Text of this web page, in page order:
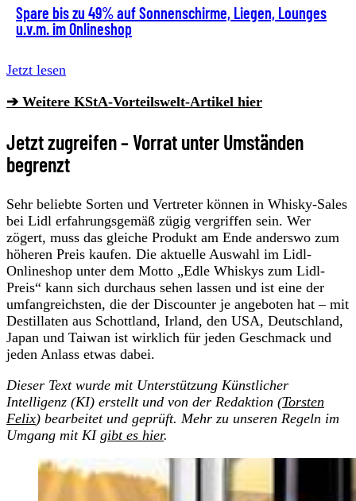
Spare bis zu 49% auf Sonnenschirme, Liegen, Lounges
u.v.m. im Onlineshop
Jetzt lesen
➔ Weitere KStA-Vorteilswelt-Artikel hier
Jetzt zugreifen – Vorrat unter Umständen
begrenzt
Sehr beliebte Sorten und Vertreter können in Whisky-Sales
bei Lidl erfahrungsgemäß zügig vergriffen sein. Wer
zögert, muss das gleiche Produkt am Ende anderswo zum
höheren Preis kaufen. Die aktuelle Auswahl im Lidl-
Onlineshop unter dem Motto „Edle Whiskys zum Lidl-
Preis“ kann sich durchaus sehen lassen und ist eine der
umfangreichsten, die der Discounter je angeboten hat – mit
Destillaten aus Schottland, Irland, den USA, Deutschland,
Japan und Taiwan ist wirklich für jeden Geschmack und
jeden Anlass etwas dabei.
Dieser Text wurde mit Unterstützung Künstlicher
Intelligenz (KI) erstellt und von der Redaktion (Torsten
Felix) bearbeitet und geprüft. Mehr zu unseren Regeln im
Umgang mit KI gibt es hier.